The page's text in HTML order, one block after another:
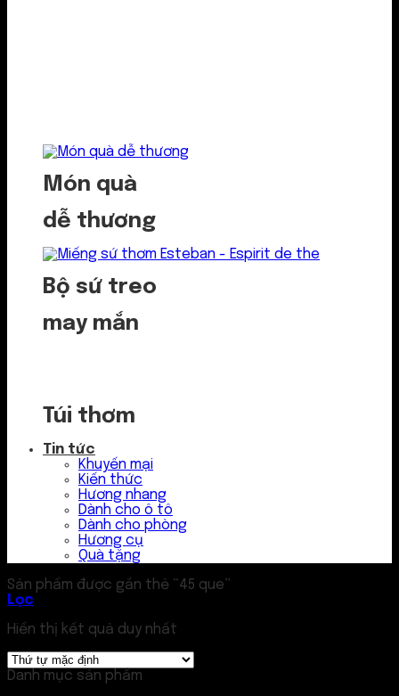
Món quà
dễ thương
Bộ sứ treo
may mắn
Túi thơm
Tin tức
Khuyến mại
Kiến thức
Hương nhang
Dành cho ô tô
Dành cho phòng
Hương cụ
Quà tặng
Sản phẩm được gắn thẻ “45 que”
Lọc
Hiển thị kết quả duy nhất
Danh mục sản phẩm